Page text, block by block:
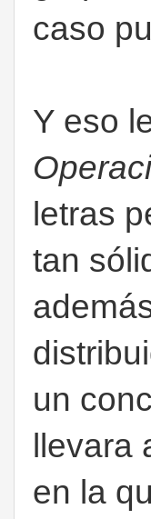
caso
Y eso
letras
tan
un
en la